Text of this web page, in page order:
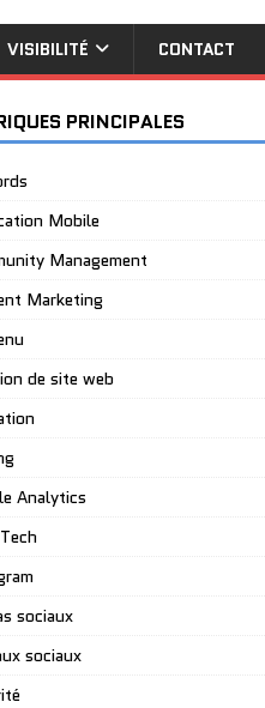
VISIBILITÉ CONTACT
PRINCIPALES
Mobile
Management
Marketing
de site web
Analytics
sociaux
sociaux